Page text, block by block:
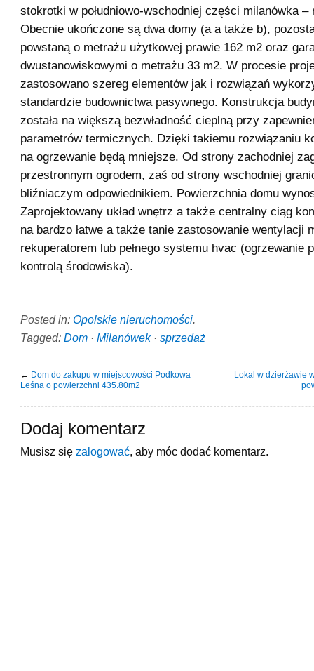
stokrotki w południowo-wschodniej części milanówka –
Obecnie ukończone są dwa domy (a a także b),
powstaną o metrażu użytkowej prawie 162 m2 oraz
dwustanowiskowymi o metrażu 33 m2. W procesie
zastosowano szereg elementów jak i rozwiązań
standardzie budownictwa pasywnego. Konstrukcja
została na większą bezwładność cieplną przy
parametrów termicznych. Dzięki takiemu rozwiązaniu
na ogrzewanie będą mniejsze. Od strony zachodniej
przestronnym ogrodem, zaś od strony wschodniej
bliźniaczym odpowiednikiem. Powierzchnia domu
Zaprojektowany układ wnętrz a także centralny ciąg
na bardzo łatwe a także tanie zastosowanie wentylacji
rekuperatorem lub pełnego systemu hvac (ogrzewanie
kontrolą środowiska).
Posted in: Opolskie nieruchomości.
Tagged: Dom · Milanówek· sprzedaż
← Dom do zakupu w miejscowości Podkowa
Leśna o powierzchni 435.80m2
Lokal w dzierżawie
Dodaj komentarz
Musisz się zalogować , aby móc dodać komentarz.